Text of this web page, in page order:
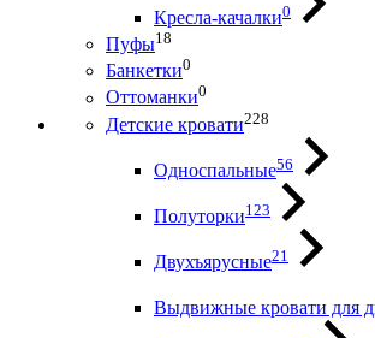
Кресла-качалки0
Пуфы18
Банкетки0
Оттоманки0
Детские кровати228
Односпальные56
Полуторки123
Двухъярусные21
Выдвижные кровати для